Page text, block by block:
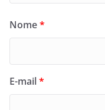
Nome*
E-mail*